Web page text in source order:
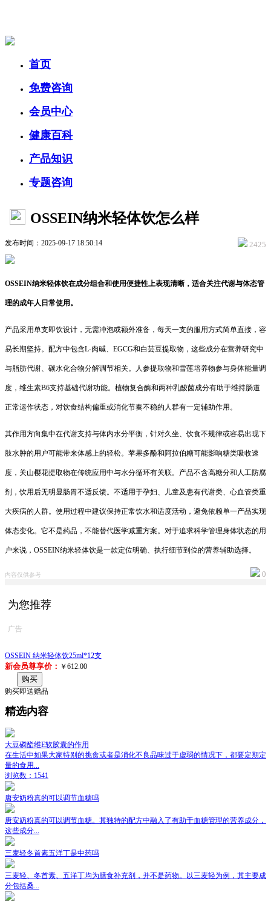
首页
免费咨询
会员中心
健康百科
产品知识
专题咨询
OSSEIN纳米轻体饮怎么样
发布时间：2025-09-17 18:50:14 2425
OSSEIN纳米轻体饮在成分组合和使用便捷性上表现清晰，适合关注代谢与体态管
理的成年人日常使用。
产品采用单支即饮设计，无需冲泡或额外准备，每天一支的服用方式简单直接，容
易长期坚持。配方中包含L-肉碱、EGCG和白芸豆提取物，这些成分在营养研究中
与脂肪代谢、碳水化合物分解调节相关。人参提取物和雪莲培养物参与身体能量调
度，维生素B6支持基础代谢功能。植物复合酶和两种乳酸菌成分有助于维持肠道
正常运作状态，对饮食结构偏重或消化节奏不稳的人群有一定辅助作用。
其作用方向集中在代谢支持与体内水分平衡，针对久坐、饮食不规律或容易出现下
肢水肿的用户可能带来体感上的轻松。苹果多酚和阿拉伯糖可能影响糖类吸收速
度，关山樱花提取物在传统应用中与水分循环有关联。产品不含高糖分和人工防腐
剂，饮用后无明显肠胃不适反馈。不适用于孕妇、儿童及患有代谢类、心血管类重
大疾病的人群。使用过程中建议保持正常饮水和适度活动，避免依赖单一产品实现
体态变化。它不是药品，不能替代医学减重方案。对于追求科学管理身体状态的用
户来说，OSSEIN纳米轻体饮是一款定位明确、执行细节到位的营养辅助选择。
内容仅供参考 0
为您推荐
广告
OSSEIN 纳米轻体饮25ml*12支
新会员尊享价： ￥612.00
购买
购买即送赠品
精选内容
大豆磷酯维E软胶囊的作用
在生活中如果大家特别的挑食或者是消化不良品味过于虚弱的情况下，都要定期定
量的食用...
浏览数：1541
唐安奶粉真的可以调节血糖吗
唐安奶粉真的可以调节血糖。其独特的配方中融入了有助于血糖管理的营养成分，
这些成分...
三麦轻冬首素五洋丁是中药吗
三麦轻、冬首素、五洋丁均为膳食补充剂，并不是药物。以三麦轻为例，其主要成
分包括桑...